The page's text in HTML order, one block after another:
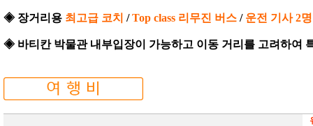
◈ 장거리용 최고급 코치 /Top class 리무진 버스 /운전 기사 2명
◈ 바티칸 박물관 내부입장이 가능하고 이동 거리를 고려하여